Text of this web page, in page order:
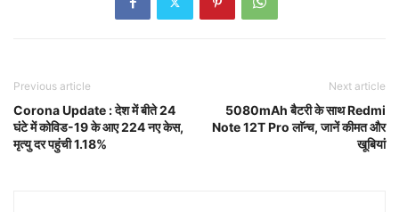
Previous article
Corona Update : देश में बीते 24
घंटे में कोविड-19 के आए 224 नए केस,
मृत्यु दर पहुंची 1.18%
Next article
5080mAh बैटरी के साथ Redmi
Note 12T Pro लाॅन्च, जानें कीमत और
खूबियां